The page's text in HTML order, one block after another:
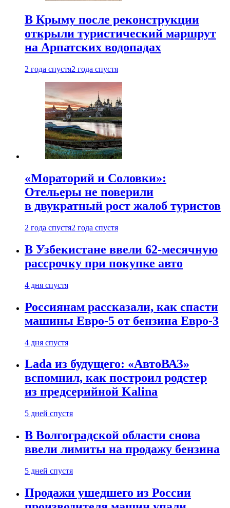
В Крыму после реконструкции
открыли туристический маршрут
на Арпатских водопадах
2 года спустя2 года спустя
«Мораторий и Соловки»:
Отельеры не поверили
в двукратный рост жалоб туристов
2 года спустя2 года спустя
В Узбекистане ввели 62-месячную
рассрочку при покупке авто
4 дня спустя
Россиянам рассказали, как спасти
машины Евро-5 от бензина Евро-3
4 дня спустя
Lada из будущего: «АвтоВАЗ»
вспомнил, как построил родстер
из предсерийной Kalina
5 дней спустя
В Волгоградской области снова
ввели лимиты на продажу бензина
5 дней спустя
Продажи ушедшего из России